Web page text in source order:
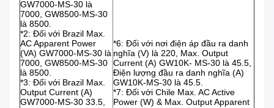
GW7000-MS-30 là
7000, GW8500-MS-30
là 8500.
*2: Đối với Brazil Max.
AC Apparent Power
(VA) GW7000-MS-30 là
7000, GW8500-MS-30
là 8500.
*3: Đối với Brazil Max.
Output Current (A)
GW7000-MS-30 33.5,
*6: Đối với nơi điện áp đầu ra danh
nghĩa (V) là 220, Max. Output
Current (A) GW10K- MS-30 là 45.5,
Điện lượng đầu ra danh nghĩa (A)
GW10K-MS-30 là 45.5.
*7: Đối với Chile Max. AC Active
Power (W) & Max. Output Apparent